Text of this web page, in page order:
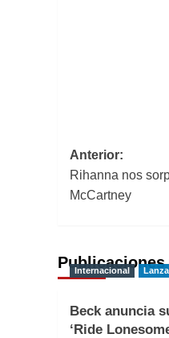
de
entradas
Anterior:
Rihanna nos
McCartney
Internacional
Beck anuncia
‘Ride